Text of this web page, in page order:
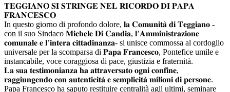
𝐓𝐄𝐆𝐆𝐈𝐀𝐍𝐎 𝐒𝐈 𝐒𝐓𝐑𝐈𝐍𝐆𝐄 𝐍𝐄𝐋 𝐑𝐈𝐂𝐎𝐑𝐃𝐎 𝐃𝐈 𝐏𝐀𝐏𝐀
𝐅𝐑𝐀𝐍𝐂𝐄𝐒𝐂𝐎
In questo giorno di profondo dolore, 𝐥𝐚 𝐂𝐨𝐦𝐮𝐧𝐢𝐭𝐚̀ 𝐝𝐢 𝐓𝐞𝐠𝐠𝐢𝐚𝐧𝐨 -
con il suo Sindaco 𝐌𝐢𝐜𝐡𝐞𝐥𝐞 𝐃𝐢 𝐂𝐚𝐧𝐝𝐢𝐚, 𝐥’𝐀𝐦𝐦𝐢𝐧𝐢𝐬𝐭𝐫𝐚𝐳𝐢𝐨𝐧𝐞
𝐜𝐨𝐦𝐮𝐧𝐚𝐥𝐞 𝐞 𝐥’𝐢𝐧𝐭𝐞𝐫𝐚 𝐜𝐢𝐭𝐭𝐚𝐝𝐢𝐧𝐚𝐧𝐳𝐚- si unisce commossa al cordoglio
universale per la scomparsa di 𝐏𝐚𝐩𝐚 𝐅𝐫𝐚𝐧𝐜𝐞𝐬𝐜𝐨, Pontefice umile e
instancabile, voce coraggiosa di pace, giustizia e fraternità.
𝐋𝐚 𝐬𝐮𝐚 𝐭𝐞𝐬𝐭𝐢𝐦𝐨𝐧𝐢𝐚𝐧𝐳𝐚 𝐡𝐚 𝐚𝐭𝐭𝐫𝐚𝐯𝐞𝐫𝐬𝐚𝐭𝐨 𝐨𝐠𝐧𝐢 𝐜𝐨𝐧𝐟𝐢𝐧𝐞,
𝐫𝐚𝐠𝐠𝐢𝐮𝐧𝐠𝐞𝐧𝐝𝐨 𝐜𝐨𝐧 𝐚𝐮𝐭𝐞𝐧𝐭𝐢𝐜𝐢𝐭𝐚̀ 𝐞 𝐬𝐞𝐦𝐩𝐥𝐢𝐜𝐢𝐭𝐚̀ 𝐦𝐢𝐥𝐢𝐨𝐧𝐢 𝐝𝐢 𝐩𝐞𝐫𝐬𝐨𝐧𝐞.
Papa Francesco ha saputo restituire centralità agli ultimi, seminare